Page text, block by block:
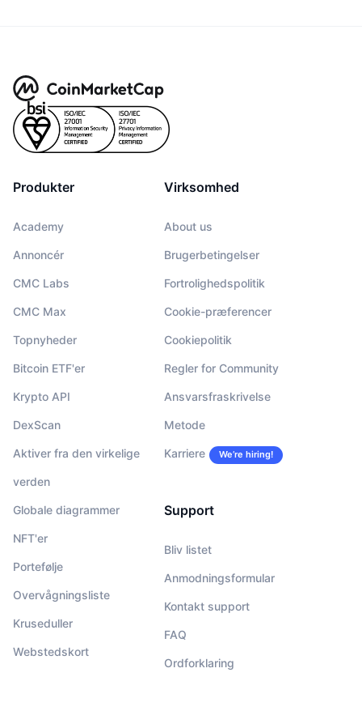
Produkter
Academy
Annoncér
CMC Labs
CMC Max
Topnyheder
Bitcoin ETF'er
Krypto API
DexScan
Aktiver fra den virkelige
verden
Globale diagrammer
NFT'er
Portefølje
Overvågningsliste
Kruseduller
Webstedskort
Virksomhed
About us
Brugerbetingelser
Fortrolighedspolitik
Cookie-præferencer
Cookiepolitik
Regler for Community
Ansvarsfraskrivelse
Metode
Karriere We’re hiring!
Support
Bliv listet
Anmodningsformular
Kontakt support
FAQ
Ordforklaring